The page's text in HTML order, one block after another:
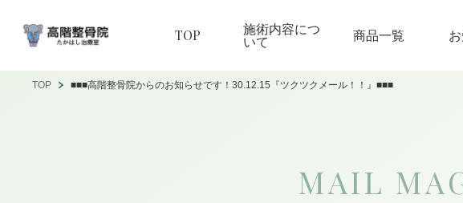
TOP 施術内容につ
いて 商品一覧
TOP ■■■高階整骨院からのお知らせです！30.12.15『ツクツクメール！！』■■■
MAIL